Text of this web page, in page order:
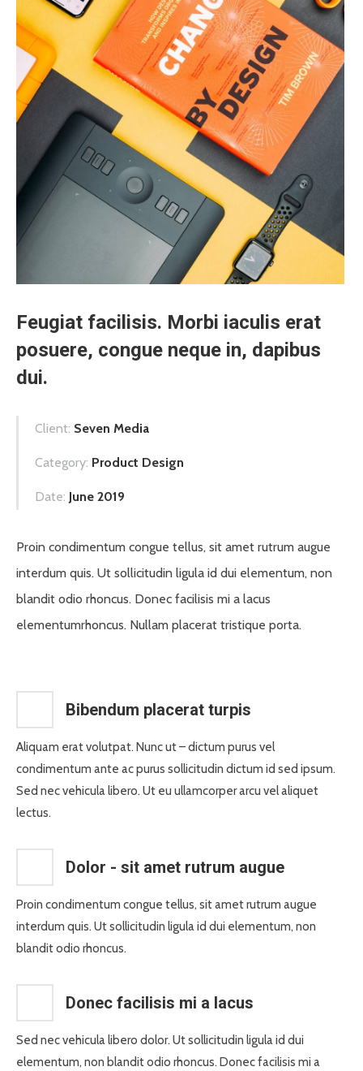
Feugiat facilisis. Morbi iaculis erat
posuere, congue neque in, dapibus
dui.
Client: Seven Media
Category: Product Design
Date: June 2019
Proin condimentum congue tellus, sit amet rutrum augue
interdum quis. Ut sollicitudin ligula id dui elementum, non
blandit odio rhoncus. Donec facilisis mi a lacus
elementumrhoncus. Nullam placerat tristique porta.
Bibendum placerat turpis
Aliquam erat volutpat. Nunc ut – dictum purus vel
condimentum ante ac purus sollicitudin dictum id sed ipsum.
Sed nec vehicula libero. Ut eu ullamcorper arcu vel aliquet
lectus.
Dolor - sit amet rutrum augue
Proin condimentum congue tellus, sit amet rutrum augue
interdum quis. Ut sollicitudin ligula id dui elementum, non
blandit odio rhoncus.
Donec facilisis mi a lacus
Sed nec vehicula libero dolor. Ut sollicitudin ligula id dui
elementum, non blandit odio rhoncus. Donec facilisis mi a